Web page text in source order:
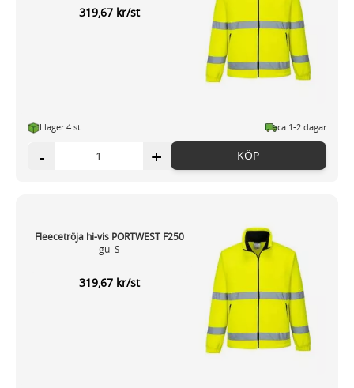
319,67 kr/st
I lager 4 st ca 1-2 dagar
- + KÖP
Fleecetröja hi-vis PORTWEST F250
gul S
319,67 kr/st